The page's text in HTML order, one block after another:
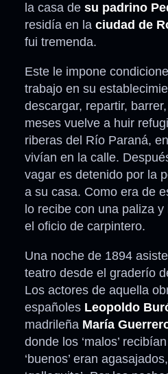
la casa de su padrino
residía en la ciudad de
fui tremenda.
Este le impone
trabajo en su
descargar, repartir,
meses vuelve a huir
riberas del Río Paraná,
vivían en la calle.
vagar es detenido por la
a su casa. Como era de
lo recibe con una paliza
el oficio de carpintero.
Una noche de 1894
teatro desde el graderío
Los actores de aquella
españoles Leopoldo
madrileña María
donde los ‘malos’
‘buenos’ eran